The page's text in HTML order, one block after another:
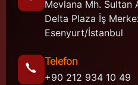
Mevlana Mh. Sultan
Delta Plaza İş
Esenyurt/İstanbul
Telefon
+90 212 934 10 49